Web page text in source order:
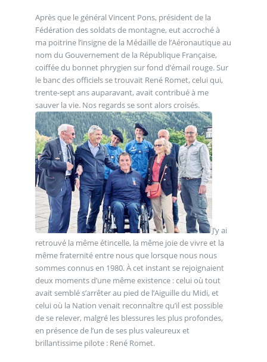
Après que le général Vincent Pons, président de la
Fédération des soldats de montagne, eut accroché à
ma poitrine l’insigne de la Médaille de l’Aéronautique au
nom du Gouvernement de la République Française,
coiffée du bonnet phrygien sur fond d’émail rouge. Sur
le banc des officiels se trouvait René Romet, celui qui,
trente-sept ans auparavant, avait contribué à me
sauver la vie. Nos regards se sont alors croisés.
J’y ai
retrouvé la même étincelle, la même joie de vivre et la
même fraternité entre nous que lorsque nous nous
sommes connus en 1980. À cet instant se rejoignaient
deux moments d’une même existence : celui où tout
avait semblé s’arrêter au pied de l’Aiguille du Midi, et
celui où la Nation venait reconnaître qu’il est possible
de se relever, malgré les blessures les plus profondes,
en présence de l’un de ses plus valeureux et
brillantissime pilote : René Romet.